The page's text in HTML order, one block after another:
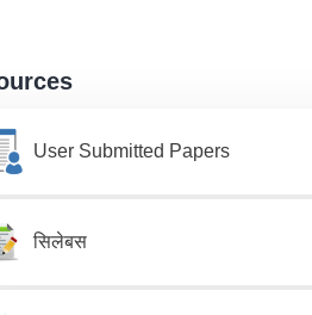
User Submitted Papers
सिलेबस